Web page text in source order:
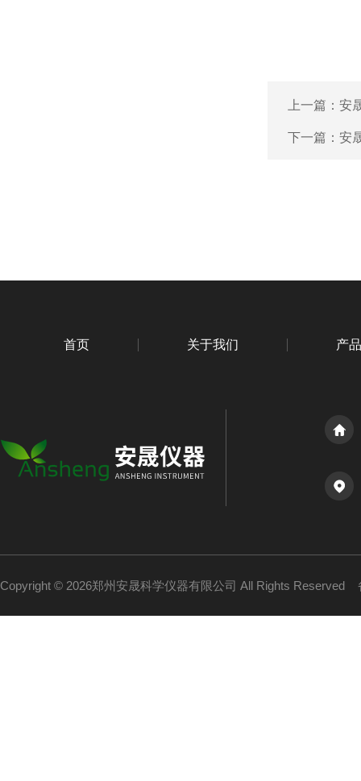
上一篇： 安
下一篇： 安
首页 关于我们 产
Copyright © 2026郑州安晟科学仪器有限公司 All Rights Reserved